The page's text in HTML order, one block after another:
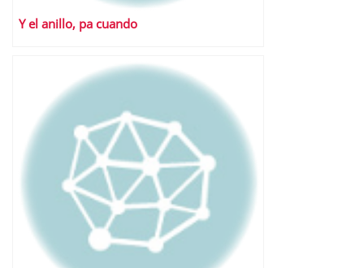
Y el anillo, pa cuando